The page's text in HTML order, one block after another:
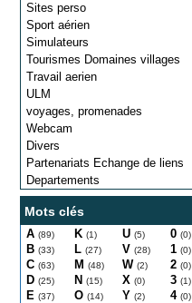
Sites perso
Sport aérien
Simulateurs
Tourismes Domaines villages
Travail aerien
ULM
voyages, promenades
Webcam
Divers
Partenariats Echange de liens
Departements
Mots clés
A (89)
B (33)
C (63)
D (25)
E (37)
K (1)
L (27)
M (48)
N (15)
O (14)
U (5)
V (28)
W (2)
X (0)
Y (2)
0 (0)
1 (0)
2 (0)
3 (1)
4 (0)